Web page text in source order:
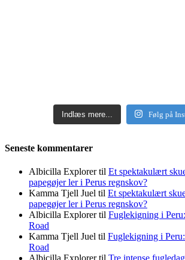
Indlæs mere... Følg på
Seneste kommentarer
Albicilla Explorertil Et spektakulært
papegøjer ler i Perus regnskov?
Kamma Tjell Juel til Et spektakulært
papegøjer ler i Perus regnskov?
Albicilla Explorertil Fuglekigning i
Road
Kamma Tjell Juel til Fuglekigning i
Road
Albicilla Explorertil Tre intense